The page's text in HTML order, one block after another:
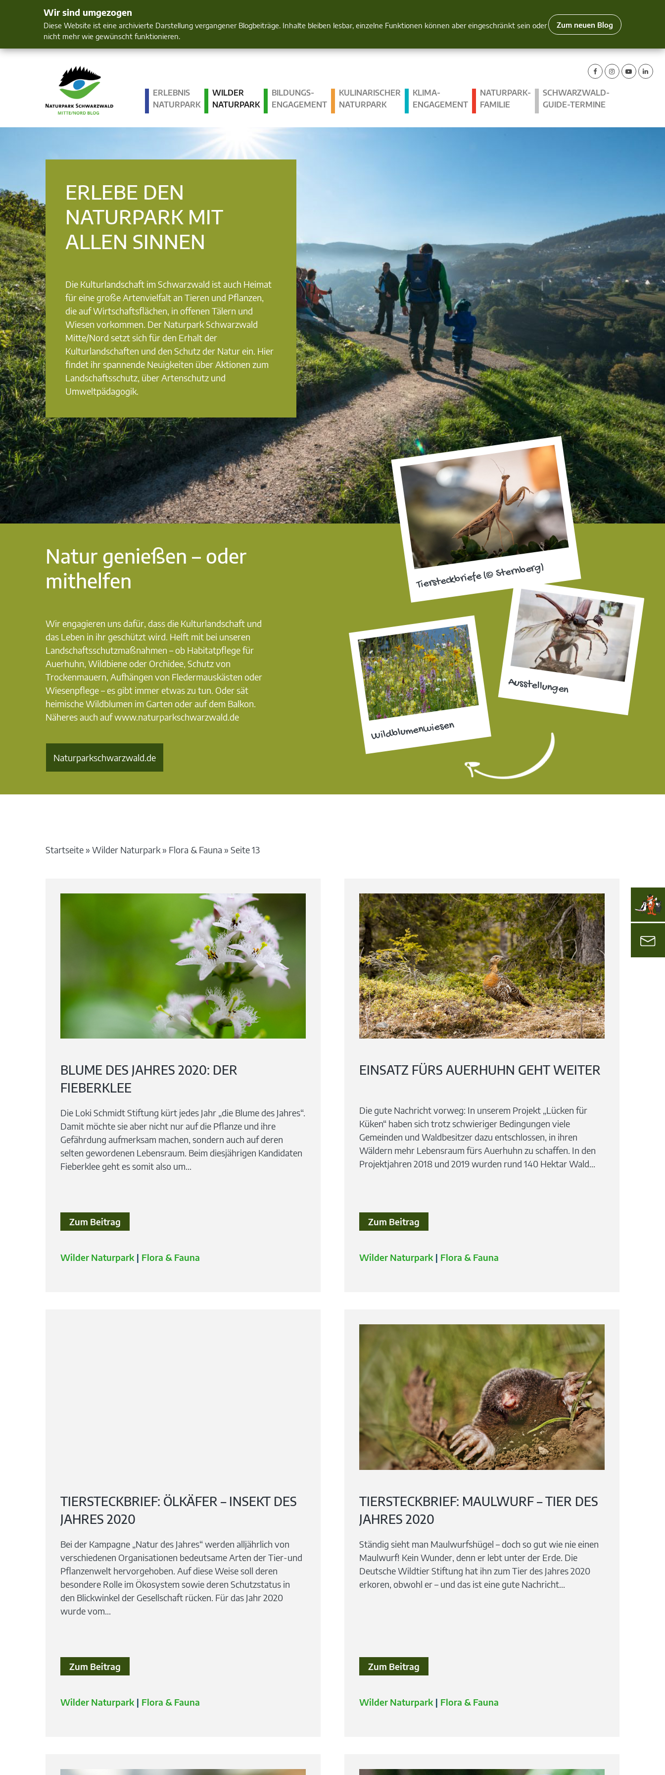
Wir sind umgezogen
Diese Website ist eine archivierte Darstellung vergangener Blogbeiträge. Inhalte bleiben lesbar, einzelne Funktionen können aber eingeschränkt sein oder
nicht mehr wie gewünscht funktionieren.
Zum neuen Blog
Mensch und Natur im Blick
ERLEBNIS
NATURPARK
WILDER
NATURPARK
BILDUNGS­
ENGAGEMENT
KULINARISCHER
NATURPARK
KLIMA­
ENGAGEMENT
NATURPARK-
FAMILIE
SCHWARZWALD-
GUIDE-TERMINE
ERLEBE DEN
NATURPARK MIT
ALLEN SINNEN
Die Kulturlandschaft im Schwarzwald ist auch Heimat
für eine große Artenvielfalt an Tieren und Pflanzen,
die auf Wirtschaftsflächen, in offenen Tälern und
Wiesen vorkommen. Der Naturpark Schwarzwald
Mitte/Nord setzt sich für den Erhalt der
Kulturlandschaften und den Schutz der Natur ein. Hier
findet ihr spannende Neuigkeiten über Aktionen zum
Landschaftsschutz, über Artenschutz und
Umweltpädagogik.
Natur genießen – oder
mithelfen
Wir engagieren uns dafür, dass die Kulturlandschaft und
das Leben in ihr geschützt wird. Helft mit bei unseren
Landschaftsschutzmaßnahmen – ob Habitatpflege für
Auerhuhn, Wildbiene oder Orchidee, Schutz von
Trockenmauern, Aufhängen von Fledermauskästen oder
Wiesenpflege – es gibt immer etwas zu tun. Oder sät
heimische Wildblumen im Garten oder auf dem Balkon.
Näheres auch auf www.naturparkschwarzwald.de
Naturparkschwarzwald.de
Tiersteckbriefe (© Sternberg)
Ausstellungen
Wildblumenwiesen
Startseite» Wilder Naturpark» Flora & Fauna » Seite 13
BLUME DES JAHRES 2020: DER
FIEBERKLEE
Die Loki Schmidt Stiftung kürt jedes Jahr „die Blume des Jahres“.
Damit möchte sie aber nicht nur auf die Pflanze und ihre
Gefährdung aufmerksam machen, sondern auch auf deren
selten gewordenen Lebensraum. Beim diesjährigen Kandidaten
Fieberklee geht es somit also um...
Zum Beitrag
Wilder Naturpark Flora & Fauna
EINSATZ FÜRS AUERHUHN GEHT WEITER
Die gute Nachricht vorweg: In unserem Projekt „Lücken für
Küken“ haben sich trotz schwieriger Bedingungen viele
Gemeinden und Waldbesitzer dazu entschlossen, in ihren
Wäldern mehr Lebensraum fürs Auerhuhn zu schaffen. In den
Projektjahren 2018 und 2019 wurden rund 140 Hektar Wald...
Zum Beitrag
Wilder Naturpark Flora & Fauna
TIERSTECKBRIEF: ÖLKÄFER – INSEKT DES
JAHRES 2020
Bei der Kampagne „Natur des Jahres“ werden alljährlich von
verschiedenen Organisationen bedeutsame Arten der Tier-und
Pflanzenwelt hervorgehoben. Auf diese Weise soll deren
besondere Rolle im Ökosystem sowie deren Schutzstatus in
den Blickwinkel der Gesellschaft rücken. Für das Jahr 2020
wurde vom...
Zum Beitrag
Wilder Naturpark Flora & Fauna
TIERSTECKBRIEF: MAULWURF – TIER DES
JAHRES 2020
Ständig sieht man Maulwurfshügel – doch so gut wie nie einen
Maulwurf! Kein Wunder, denn er lebt unter der Erde. Die
Deutsche Wildtier Stiftung hat ihn zum Tier des Jahres 2020
erkoren, obwohl er – und das ist eine gute Nachricht...
Zum Beitrag
Wilder Naturpark Flora & Fauna